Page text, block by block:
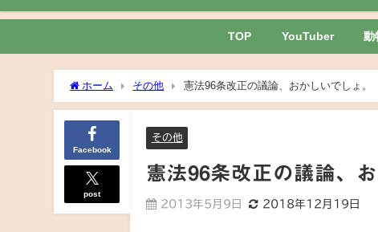
TOP YouTuber 動
ホーム その他 憲法96条改正の議論、おかしいでしょ。
Facebook
post
その他
憲法96条改正の議論、
2013年5月9日 2018年12月19日